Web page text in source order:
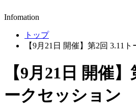
Infomation
トップ
【9月21日 開催】第2回 3.11
【9月21日 開催
ークセッション